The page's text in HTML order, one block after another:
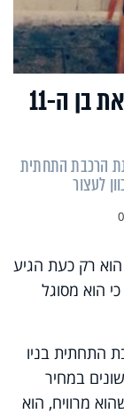
זקוקים לייעוץ ותמיכה? הכירו את בן ה-11
בתחנת הרכבת התחתית
הוא רק כעת הגיע
כי הוא מסוגל
התחתית בניו
במחיר
שהוא מרוויח, הוא